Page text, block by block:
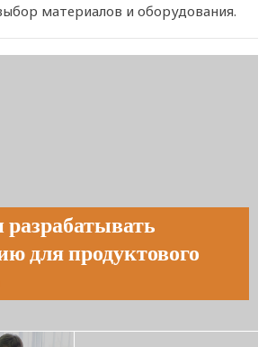
материалов и оборудования.
для продуктового